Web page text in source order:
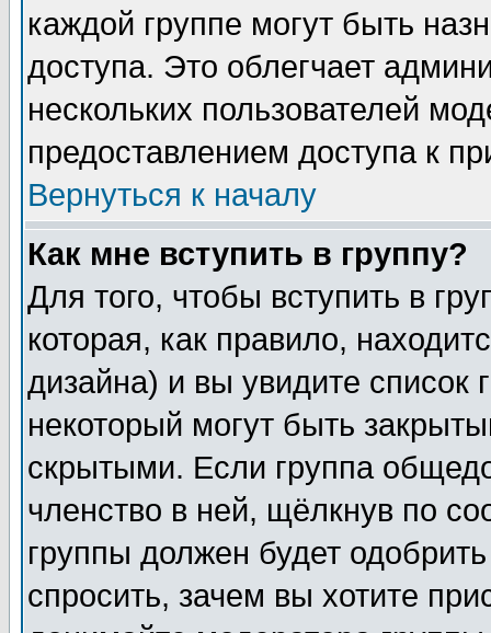
каждой группе могут быть
доступа. Это облегчает
нескольких пользователей
предоставлением доступа к
Вернуться к началу
Как мне вступить в группу?
Для того, чтобы вступить в
которая, как правило,
дизайна) и вы увидите список
некоторый могут быть
скрытыми. Если группа
членство в ней, щёлкнув по
группы должен будет
спросить, зачем вы хотите